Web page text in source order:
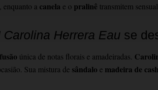
, enquanto a canela e o pralinê transmitem
Carolina Herrera Eau se
fusão única de notas florais e amadeiradas.
Sua mistura de sândalo e madeira de